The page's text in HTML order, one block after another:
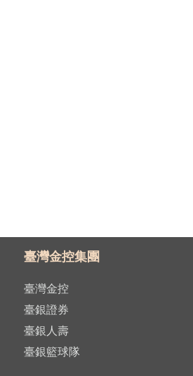
臺灣金控集團
臺灣金控
臺銀證券
臺銀人壽
臺銀籃球隊